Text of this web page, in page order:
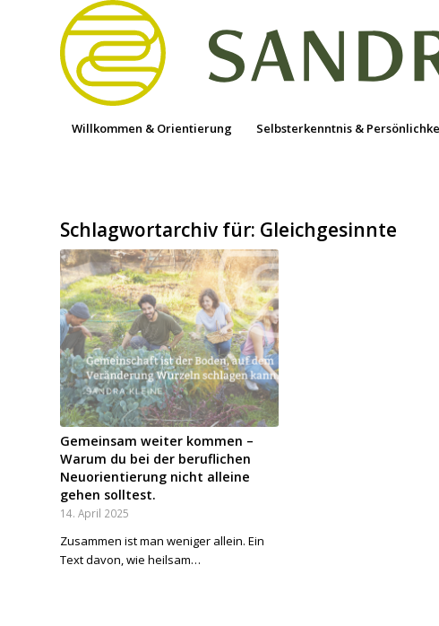
Willkommen & Orientierung Selbsterkenntnis &
Schlagwortarchiv für: Gleichgesinnte
Gemeinsam weiter kommen –
Warum du bei der beruflichen
Neuorientierung nicht alleine
gehen solltest.
14. April 2025
Zusammen ist man weniger allein. Ein
Text davon, wie heilsam…